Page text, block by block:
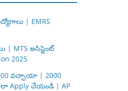
| EMRS
| MTS అసిస్టెంట్
2025
వచ్చాయా | 2000
Apply చేయండి | AP